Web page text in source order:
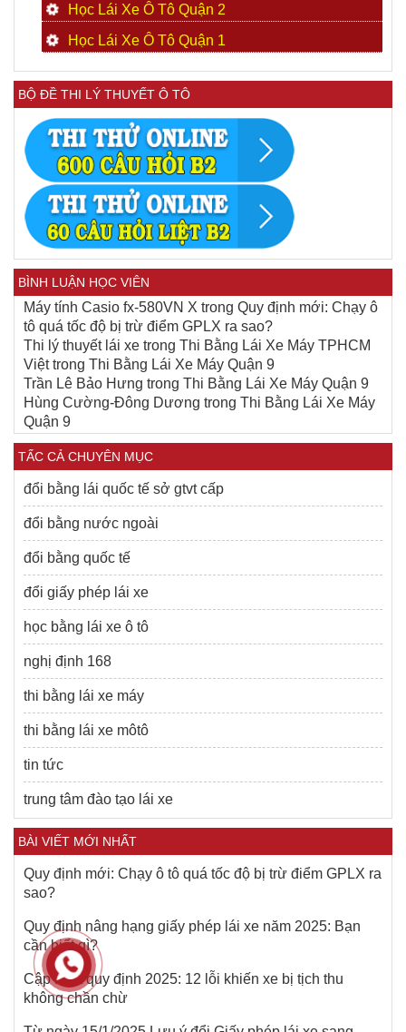
Học Lái Xe Ô Tô Quận 2
Học Lái Xe Ô Tô Quận 1
BỘ ĐỀ THI LÝ THUYẾT Ô TÔ
BÌNH LUẬN HỌC VIÊN
Máy tính Casio fx-580VN X trong Quy định mới: Chạy ô
tô quá tốc độ bị trừ điểm GPLX ra sao?
Thi lý thuyết lái xe trong Thi Bằng Lái Xe Máy TPHCM
Việttrong Thi Bằng Lái Xe Máy Quận 9
Trần Lê Bảo Hưng trong Thi Bằng Lái Xe Máy Quận 9
Hùng Cường-Đông Dương trong Thi Bằng Lái Xe Máy
Quận 9
TẤC CẢ CHUYÊN MỤC
đổi bằng lái quốc tế sở gtvt cấp
đổi bằng nước ngoài
đổi bằng quốc tế
đổi giấy phép lái xe
học bằng lái xe ô tô
nghị định 168
thi bằng lái xe máy
thi bằng lái xe môtô
tin tức
trung tâm đào tạo lái xe
BÀI VIẾT MỚI NHẤT
Quy định mới: Chạy ô tô quá tốc độ bị trừ điểm GPLX ra
sao?
Quy định nâng hạng giấy phép lái xe năm 2025: Bạn
cần biết gì?
Cập nhật quy định 2025: 12 lỗi khiến xe bị tịch thu
không chần chừ